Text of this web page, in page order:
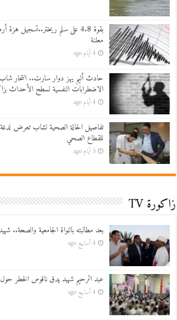
بقوة 4.8 على سلم ريختر..تسجيل
معلنة
4 أيام ago
حادث أليم يهز دوار سارت.. انتحار
الاضطرابات النفسية لسطح الأحداث
4 أيام ago
تفاصيل الحالة الصحية لشاب تعرض
للقطاع الصحي
5 أيام ago
زاكورة TV
بعد مطالبته بالنواة الجامعية والصحة..
4 أسابيع ago
عبد الرحيم شهيد يدق ناقوس الخطر حول
4 أسابيع ago